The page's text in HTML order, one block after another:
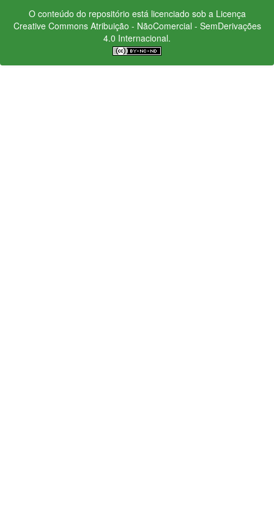
O conteúdo do repositório está licenciado sob a Licença
Creative CommonsAtribuição - NãoComercial - SemDerivações
4.0 Internacional.